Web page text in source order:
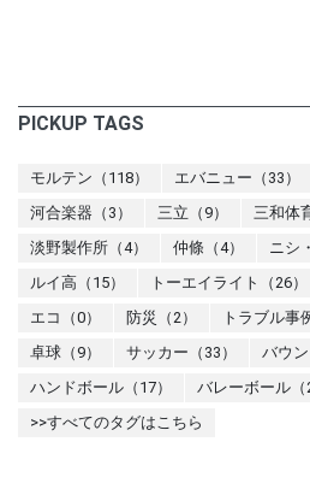
PICKUP TAGS
モルテン（118） エバニュー（33）
河合楽器（3）
三立（9） 三和体
淡野製作所（4）
仲條（4）
ニシ
ルイ高（15）
トーエイライト（26）
エコ（0）
防災（2） トラブル事
卓球（9）
サッカー（33）
バウン
ハンドボール（17）
バレーボール（
>>すべてのタグはこちら